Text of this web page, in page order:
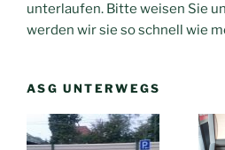
unterlaufen. Bitte weisen Sie
werden wir sie so schnell wie
ASG UNTERWEGS